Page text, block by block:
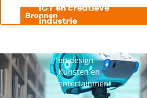
ICT en creatieve
industrie
en design
Kunsten en
entertainment
Bronnen